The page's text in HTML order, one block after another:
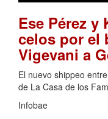
Ese Pérez y
celos por el
Vigevani a
El nuevo shippeo
de La Casa de los
Infobae